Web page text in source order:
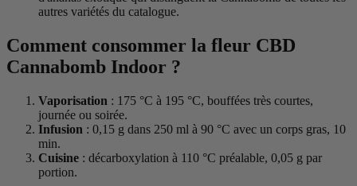
autres variétés du catalogue.
Comment consommer la fleur CBD
Cannabomb Indoor ?
Vaporisation : 175 °C à 195 °C, bouffées très courtes,
journée ou soirée.
Infusion : 0,15 g dans 250 ml à 90 °C avec un corps gras, 10
min.
Cuisine : décarboxylation à 110 °C préalable, 0,05 g par
portion.